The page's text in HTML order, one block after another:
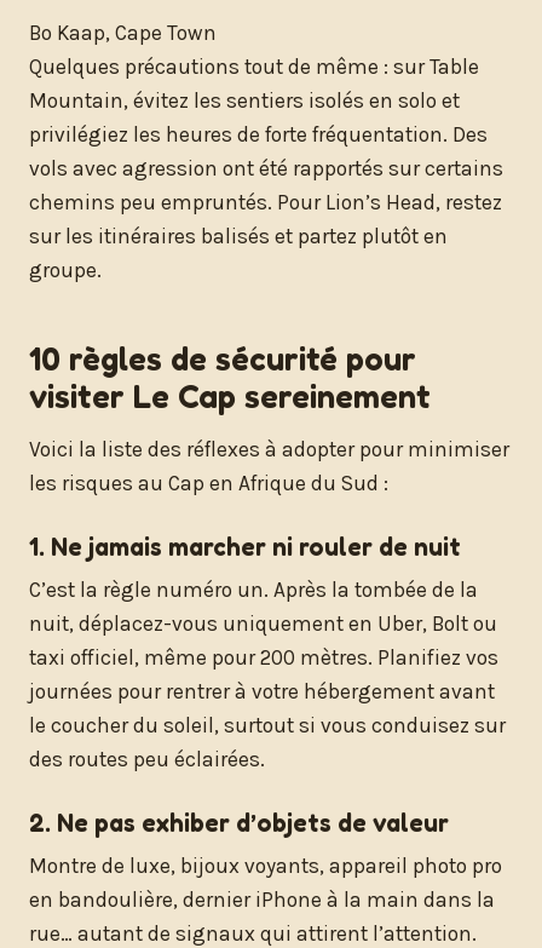
Bo Kaap, Cape Town
Quelques précautions tout de même : sur Table
Mountain, évitez les sentiers isolés en solo et
privilégiez les heures de forte fréquentation. Des
vols avec agression ont été rapportés sur certains
chemins peu empruntés. Pour Lion’s Head, restez
sur les itinéraires balisés et partez plutôt en
groupe.
10 règles de sécurité pour
visiter Le Cap sereinement
Voici la liste des réflexes à adopter pour minimiser
les risques au Cap en Afrique du Sud :
1. Ne jamais marcher ni rouler de nuit
C’est la règle numéro un. Après la tombée de la
nuit, déplacez-vous uniquement en Uber, Bolt ou
taxi officiel, même pour 200 mètres. Planifiez vos
journées pour rentrer à votre hébergement avant
le coucher du soleil, surtout si vous conduisez sur
des routes peu éclairées.
2. Ne pas exhiber d’objets de valeur
Montre de luxe, bijoux voyants, appareil photo pro
en bandoulière, dernier iPhone à la main dans la
rue… autant de signaux qui attirent l’attention.